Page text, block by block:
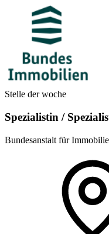
Stelle der woche
Spezialistin /
Bundesanstalt für